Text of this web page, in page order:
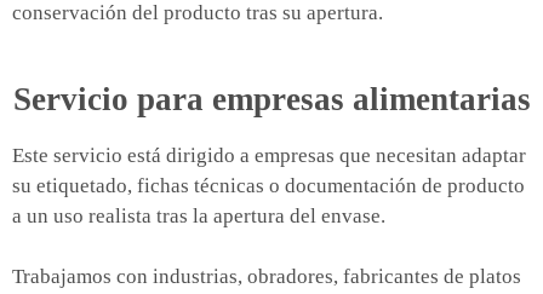
conservación del producto tras su apertura.
Servicio para empresas alimentarias
Este servicio está dirigido a empresas que necesitan adaptar
su etiquetado, fichas técnicas o documentación de producto
a un uso realista tras la apertura del envase.
Trabajamos con industrias, obradores, fabricantes de platos